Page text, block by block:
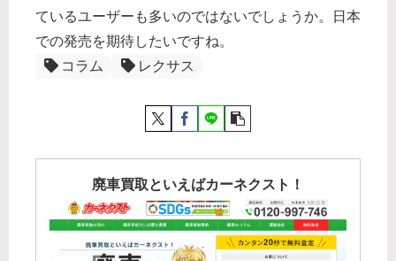
ているユーザーも多いのではないでしょうか。日本
での発売を期待したいですね。
コラム
レクサス
廃車買取といえばカーネクスト！